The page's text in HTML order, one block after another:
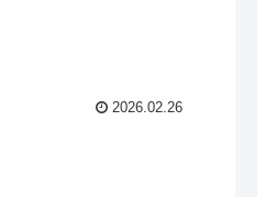
2026.02.26